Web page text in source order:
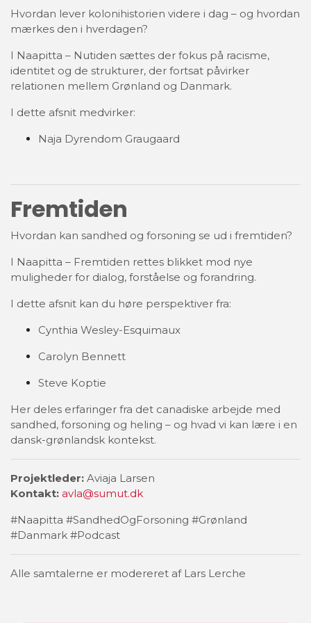
Hvordan lever kolonihistorien videre i dag – og hvordan
mærkes den i hverdagen?
I Naapitta – Nutiden sættes der fokus på racisme,
identitet og de strukturer, der fortsat påvirker
relationen mellem Grønland og Danmark.
I dette afsnit medvirker:
Naja Dyrendom Graugaard
Fremtiden
Hvordan kan sandhed og forsoning se ud i fremtiden?
I Naapitta – Fremtiden rettes blikket mod nye
muligheder for dialog, forståelse og forandring.
I dette afsnit kan du høre perspektiver fra:
Cynthia Wesley-Esquimaux
Carolyn Bennett
Steve Koptie
Her deles erfaringer fra det canadiske arbejde med
sandhed, forsoning og heling – og hvad vi kan lære i en
dansk-grønlandsk kontekst.
Projektleder: Aviaja Larsen
Kontakt: avla@sumut.dk
#Naapitta #SandhedOgForsoning #Grønland
#Danmark #Podcast
Alle samtalerne er modereret af Lars Lerche